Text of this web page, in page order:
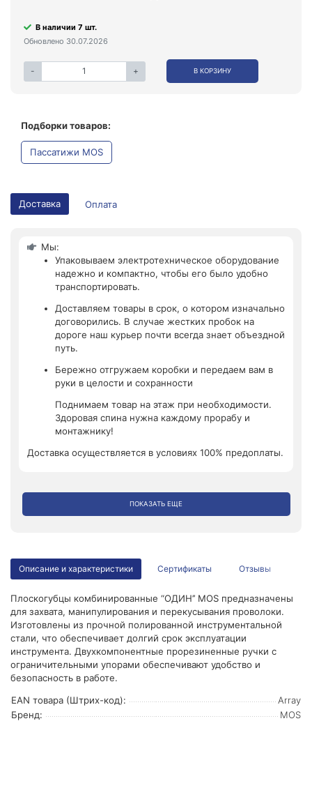
В наличии 7 шт.
Обновлено 30.07.2026
- + В КОРЗИНУ
Подборки товаров:
Пассатижи MOS
Доставка Оплата
Мы:
Упаковываем электротехническое оборудование
надежно и компактно, чтобы его было удобно
транспортировать.
Доставляем товары в срок, о котором изначально
договорились. В случае жестких пробок на
дороге наш курьер почти всегда знает объездной
путь.
Бережно отгружаем коробки и передаем вам в
руки в целости и сохранности
Поднимаем товар на этаж при необходимости.
Здоровая спина нужна каждому прорабу и
монтажнику!
Доставка осуществляется в условиях 100% предоплаты.
ПОКАЗАТЬ ЕЩЕ
Описание и характеристики Сертификаты Отзывы
Плоскогубцы комбинированные “ОДИН’’ MOS предназначены
для захвата, манипулирования и перекусывания проволоки.
Изготовлены из прочной полированной инструментальной
стали, что обеспечивает долгий срок эксплуатации
инструмента. Двухкомпонентные прорезиненные ручки с
ограничительными упорами обеспечивают удобство и
безопасность в работе.
EAN товара (Штрих-код):
Array
Бренд:
MOS